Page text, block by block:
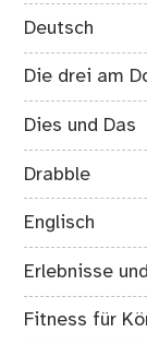
Deutsch
Die drei am
Dies und Das
Drabble
Englisch
Erlebnisse
Fitness für